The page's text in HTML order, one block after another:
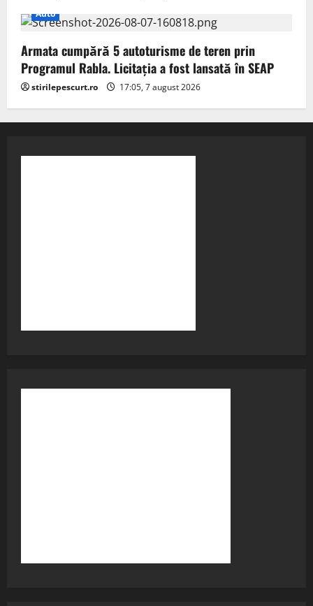
Auto
Armata cumpără 5 autoturisme de teren prin
Programul Rabla. Licitația a fost lansată în SEAP
stirilepescurt.ro 17:05, 7 august 2026